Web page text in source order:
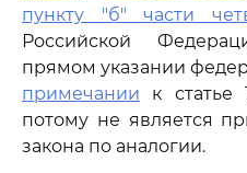
пункту "б" части
Российской
прямом указании
примечании к статье
потому не является
закона по аналогии.